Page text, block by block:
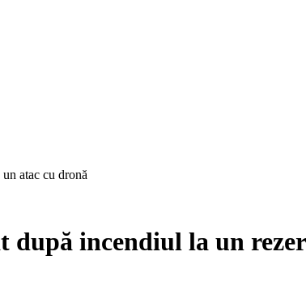
atac cu dronă
incendiul la un